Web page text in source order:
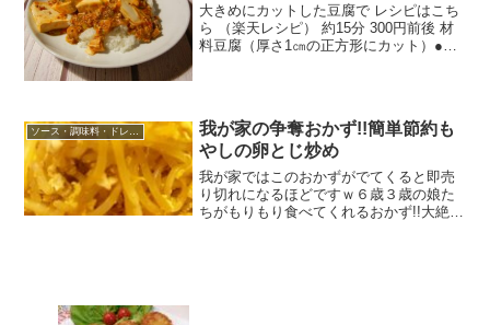
大きめにカットした豆腐で レシピはこち
ら （楽天レシピ） 約15分 300円前後 材
料豆腐（厚さ1㎝の正方形にカット）●ニ
ー合わ...
ソース・調味料・ドレッシング
我が家の争奪おかず!!簡単節約も
やしの卵とじ炒め
我が家ではこのおかずがでてくると即売
り切れになるほどですｗ６歳３歳の娘た
ちがもりもり食べてくれるおかず!!大絶賛